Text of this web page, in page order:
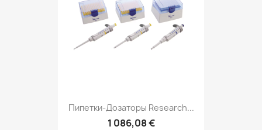
Пипетки-Дозаторы Research...
1 086,08 €